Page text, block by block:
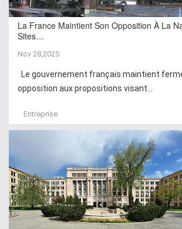
La France Maintient Son Opposition À La
Sites…
Nov 28,2025
Le gouvernement français maintient
opposition aux propositions visant...
Entreprise